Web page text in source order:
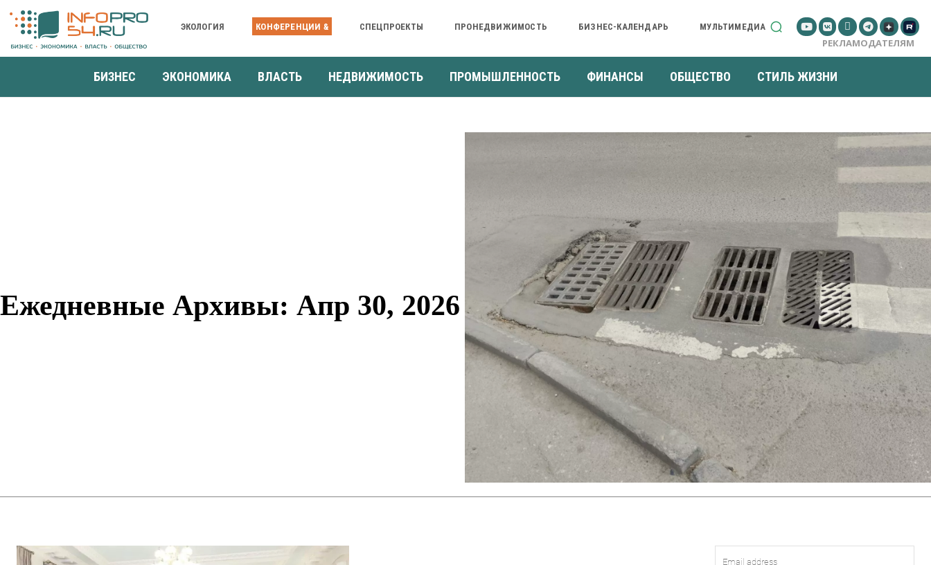
ЭКОЛОГИЯ КОНФЕРЕНЦИИ & СПЕЦПРОЕКТЫ ПРОНЕДВИЖИМОСТЬ БИЗНЕС-КАЛЕНДАРЬ МУЛЬТИМЕДИА
РЕКЛАМОДАТЕЛЯМ
БИЗНЕС ЭКОНОМИКА ВЛАСТЬ НЕДВИЖИМОСТЬ ПРОМЫШЛЕННОСТЬ ФИНАНСЫ ОБЩЕСТВО СТИЛЬ ЖИЗНИ
Ежедневные Архивы: Апр 30, 2026